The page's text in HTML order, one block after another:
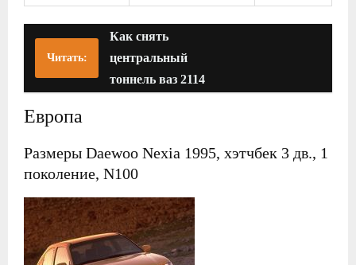
Читать:
Как снять
центральный
тоннель ваз 2114
Европа
Размеры Daewoo Nexia 1995, хэтчбек 3 дв., 1
поколение, N100